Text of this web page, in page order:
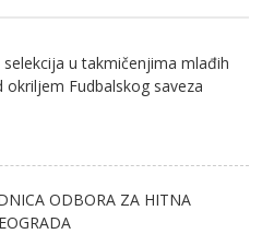
selekcija u takmičenjima mlađih
Fudbalskog saveza
ODBORA ZA HITNA